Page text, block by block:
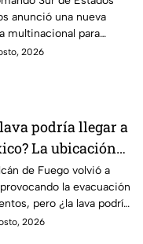
Occidental
los cárteles de la
anunció una nueva
multinacional para
cárteles de droga en
2026
podría llegar a
La ubicación
de Fuego de
y las zonas
su
de Fuego volvió a
la evacuación
pero ¿la lava podría
México y que zonas se
2026